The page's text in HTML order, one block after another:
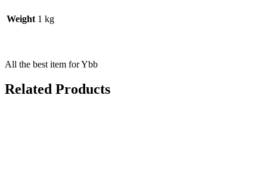
Weight 1 kg
All the best item for Ybb
Related Products